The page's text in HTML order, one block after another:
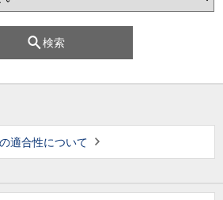
検索
適合性について